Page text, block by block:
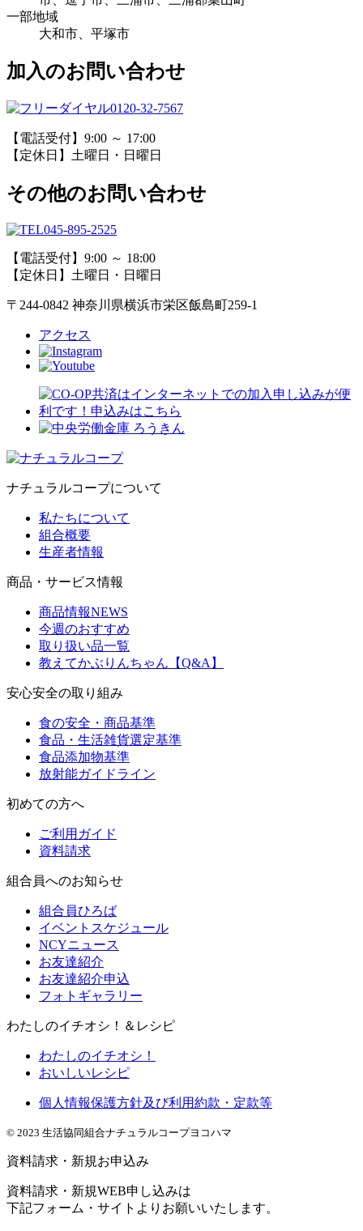
一部地域
大和市、平塚市
加入のお問い合わせ
0120-32-7567
【電話受付】9:00 ～ 17:00
【定休日】土曜日・日曜日
その他のお問い合わせ
045-895-2525
【電話受付】9:00 ～ 18:00
【定休日】土曜日・日曜日
〒244-0842 神奈川県横浜市栄区飯島町259-1
アクセス
ナチュラルコープについて
私たちについて
組合概要
生産者情報
商品・サービス情報
商品情報NEWS
今週のおすすめ
取り扱い品一覧
教えてかぶりんちゃん【Q&A】
安心安全の取り組み
食の安全・商品基準
食品・生活雑貨選定基準
食品添加物基準
放射能ガイドライン
初めての方へ
ご利用ガイド
資料請求
組合員へのお知らせ
組合員ひろば
イベントスケジュール
NCYニュース
お友達紹介
お友達紹介申込
フォトギャラリー
わたしのイチオシ！＆レシピ
わたしのイチオシ！
おいしいレシピ
個人情報保護方針及び利用約款・定款等
© 2023 生活協同組合ナチュラルコープヨコハマ
資料請求・新規お申込み
資料請求・新規WEB申し込みは
下記フォーム・サイトよりお願いいたします。